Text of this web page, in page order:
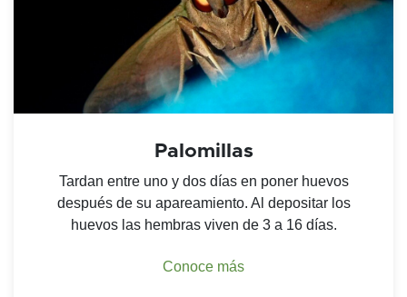
Palomillas
Tardan entre uno y dos días en poner huevos
después de su apareamiento. Al depositar los
huevos las hembras viven de 3 a 16 días.
Conoce más